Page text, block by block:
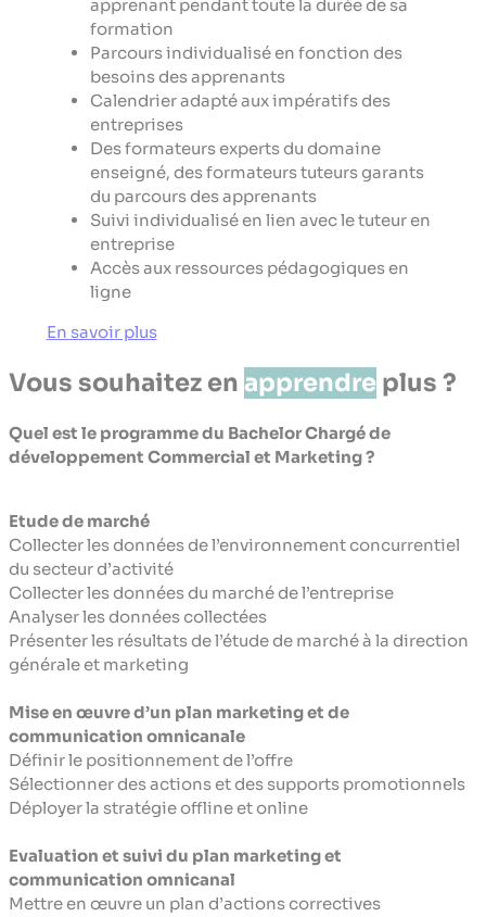
apprenant pendant toute la durée de sa
formation
Parcours individualisé en fonction des
besoins des apprenants
Calendrier adapté aux impératifs des
entreprises
Des formateurs experts du domaine
enseigné, des formateurs tuteurs garants
du parcours des apprenants
Suivi individualisé en lien avec le tuteur en
entreprise
Accès aux ressources pédagogiques en
ligne
En savoir plus
Vous souhaitez en apprendre plus ?
Quel est le programme du Bachelor Chargé de
développement Commercial et Marketing ?
Etude de marché
Collecter les données de l’environnement concurrentiel
du secteur d’activité
Collecter les données du marché de l’entreprise
Analyser les données collectées
Présenter les résultats de l’étude de marché à la direction
générale et marketing
Mise en œuvre d’un plan marketing et de
communication omnicanale
Définir le positionnement de l’offre
Sélectionner des actions et des supports promotionnels
Déployer la stratégie offline et online
Evaluation et suivi du plan marketing et
communication omnicanal
Mettre en œuvre un plan d’actions correctives